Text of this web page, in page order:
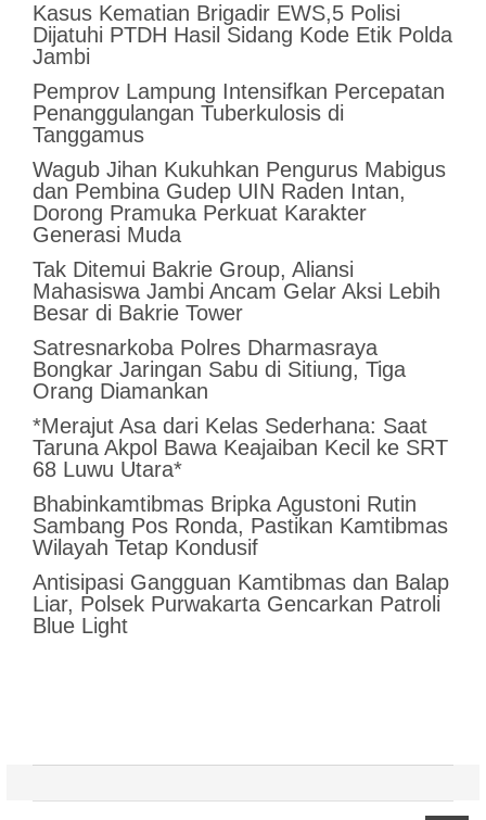
Kasus Kematian Brigadir EWS,5 Polisi
Dijatuhi PTDH Hasil Sidang Kode Etik Polda
Jambi
Pemprov Lampung Intensifkan Percepatan
Penanggulangan Tuberkulosis di
Tanggamus
Wagub Jihan Kukuhkan Pengurus Mabigus
dan Pembina Gudep UIN Raden Intan,
Dorong Pramuka Perkuat Karakter
Generasi Muda
Tak Ditemui Bakrie Group, Aliansi
Mahasiswa Jambi Ancam Gelar Aksi Lebih
Besar di Bakrie Tower
Satresnarkoba Polres Dharmasraya
Bongkar Jaringan Sabu di Sitiung, Tiga
Orang Diamankan
*Merajut Asa dari Kelas Sederhana: Saat
Taruna Akpol Bawa Keajaiban Kecil ke SRT
68 Luwu Utara*
Bhabinkamtibmas Bripka Agustoni Rutin
Sambang Pos Ronda, Pastikan Kamtibmas
Wilayah Tetap Kondusif
Antisipasi Gangguan Kamtibmas dan Balap
Liar, Polsek Purwakarta Gencarkan Patroli
Blue Light